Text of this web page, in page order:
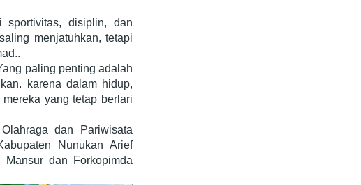
sportivitas, disiplin, dan
menjatuhkan, tetapi
paling penting adalah
karena dalam hidup,
yang tetap berlari
dan Pariwisata
Nunukan Arief
dan Forkopimda